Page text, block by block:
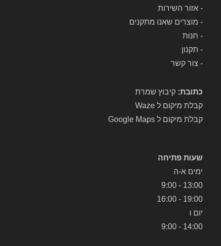
-אזור השירות
- מוצרים שאנו מתקנים
- חנות
- תקנון
- צור קשר
כתובת: קיבוץ שמרת
קבלת מיקום ל Waze
קבלת מיקום ל Google Maps
שעות פתיחה
ימים א-ה
13:00 - 9:00
19:00 - 16:00
יום ו
14:00 - 9:00